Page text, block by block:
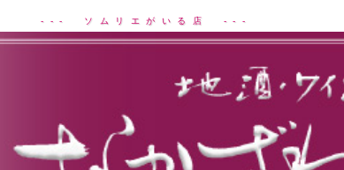
--- ソムリエがいる店 ---